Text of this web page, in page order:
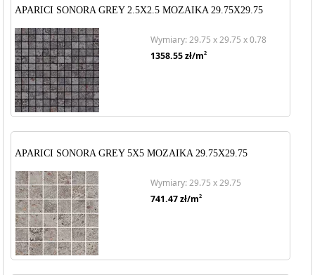
APARICI SONORA GREY 2.5X2.5 MOZAIKA 29.75X29.75
Wymiary: 29.75 x 29.75 x 0.78
1358.55zł/m2
APARICI SONORA GREY 5X5 MOZAIKA 29.75X29.75
Wymiary: 29.75 x 29.75
741.47zł/m2